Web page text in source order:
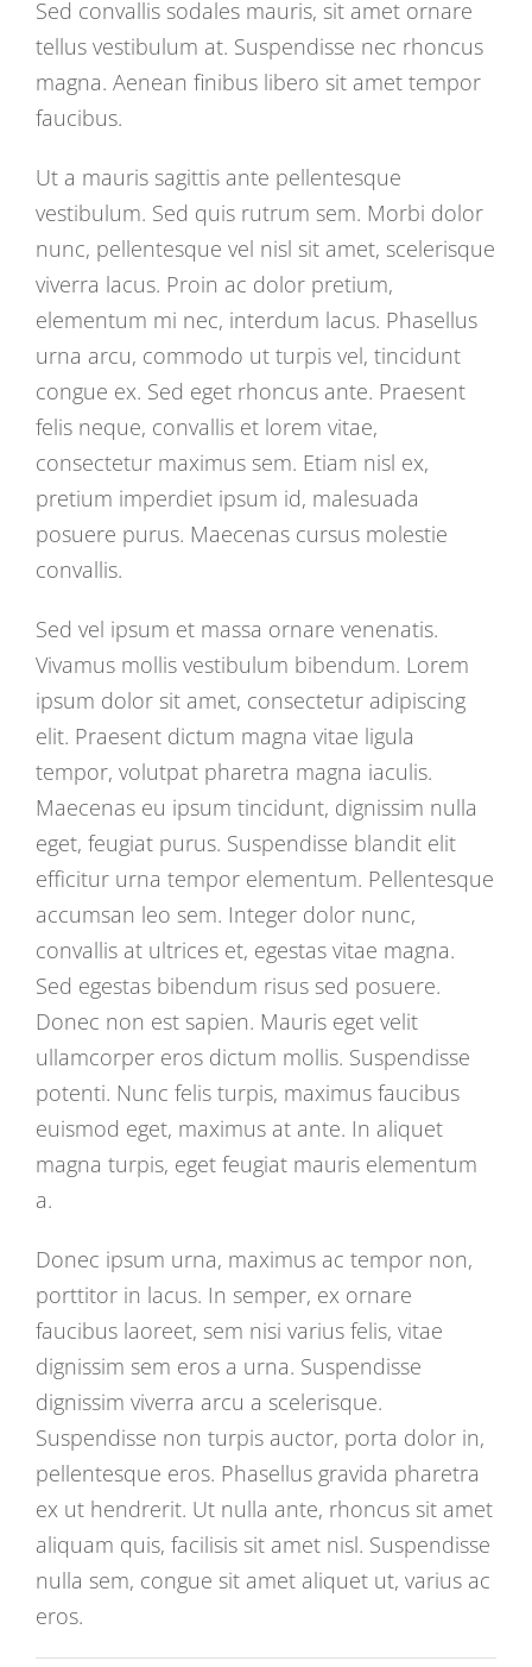
Sed convallis sodales mauris, sit amet ornare
tellus vestibulum at. Suspendisse nec rhoncus
magna. Aenean finibus libero sit amet tempor
faucibus.
Ut a mauris sagittis ante pellentesque
vestibulum. Sed quis rutrum sem. Morbi dolor
nunc, pellentesque vel nisl sit amet, scelerisque
viverra lacus. Proin ac dolor pretium,
elementum mi nec, interdum lacus. Phasellus
urna arcu, commodo ut turpis vel, tincidunt
congue ex. Sed eget rhoncus ante. Praesent
felis neque, convallis et lorem vitae,
consectetur maximus sem. Etiam nisl ex,
pretium imperdiet ipsum id, malesuada
posuere purus. Maecenas cursus molestie
convallis.
Sed vel ipsum et massa ornare venenatis.
Vivamus mollis vestibulum bibendum. Lorem
ipsum dolor sit amet, consectetur adipiscing
elit. Praesent dictum magna vitae ligula
tempor, volutpat pharetra magna iaculis.
Maecenas eu ipsum tincidunt, dignissim nulla
eget, feugiat purus. Suspendisse blandit elit
efficitur urna tempor elementum. Pellentesque
accumsan leo sem. Integer dolor nunc,
convallis at ultrices et, egestas vitae magna.
Sed egestas bibendum risus sed posuere.
Donec non est sapien. Mauris eget velit
ullamcorper eros dictum mollis. Suspendisse
potenti. Nunc felis turpis, maximus faucibus
euismod eget, maximus at ante. In aliquet
magna turpis, eget feugiat mauris elementum
a.
Donec ipsum urna, maximus ac tempor non,
porttitor in lacus. In semper, ex ornare
faucibus laoreet, sem nisi varius felis, vitae
dignissim sem eros a urna. Suspendisse
dignissim viverra arcu a scelerisque.
Suspendisse non turpis auctor, porta dolor in,
pellentesque eros. Phasellus gravida pharetra
ex ut hendrerit. Ut nulla ante, rhoncus sit amet
aliquam quis, facilisis sit amet nisl. Suspendisse
nulla sem, congue sit amet aliquet ut, varius ac
eros.